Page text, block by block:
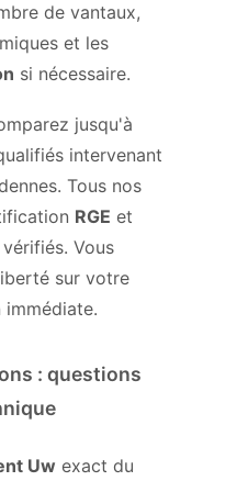
de vantaux,
et les
si nécessaire.
jusqu'à
intervenant
Tous nos
RGE et
Vous
sur votre
: questions
Uw exact du